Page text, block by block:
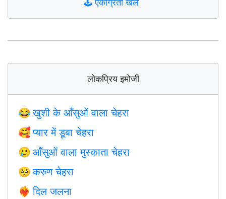
लोकप्रिय इमोजी
😂 खुशी के आँसुओं वाला चेहरा
🥰 प्यार में डूबा चेहरा
🥲 आँसुओं वाला मुस्काता चेहरा
🥺 करुण चेहरा
❤️‍🔥 दिल जलना